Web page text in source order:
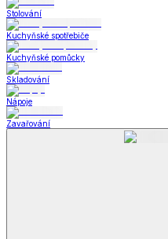
Stolování
Kuchyňské spotřebiče
Kuchyňské pomůcky
Skladování
Nápoje
Zavařování